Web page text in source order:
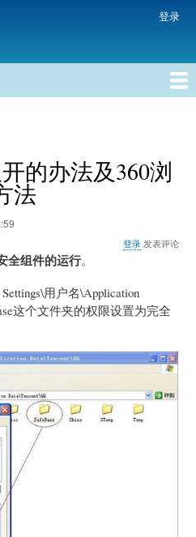
主
内
登录
的办法及360浏
法
登录 发表评论
全组件的运行。
用户名\Application
这个文件夹的权限设置为完全